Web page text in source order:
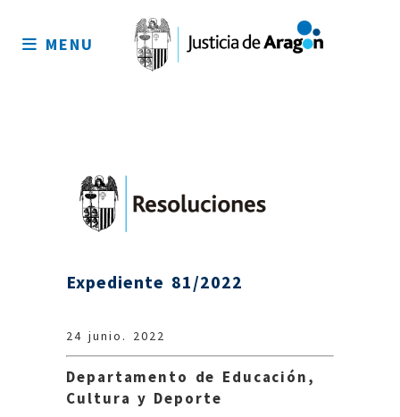
sitio
MENU
Expediente 81/2022
24 junio. 2022
Departamento de Educación,
Cultura y Deporte